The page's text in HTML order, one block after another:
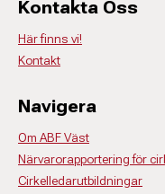
Kontakta Oss
Här finns vi!
Kontakt
Navigera
Om ABF Väst
Närvarorapportering för
Cirkelledarutbildningar